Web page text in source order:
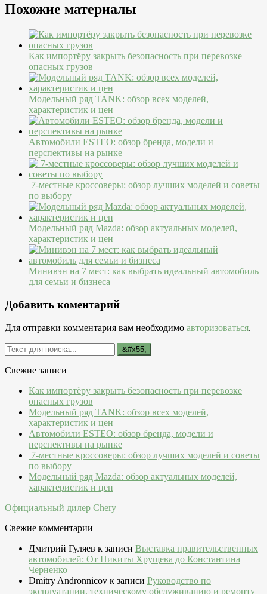
Похожие материалы
Как импортёру закрыть безопасность при перевозке
опасных грузов
Модельный ряд TANK: обзор всех моделей,
характеристик и цен
Автомобили ESTEO: обзор бренда, модели и
перспективы на рынке
7-местные кроссоверы: обзор лучших моделей и советы
по выбору
Модельный ряд Mazda: обзор актуальных моделей,
характеристик и цен
Минивэн на 7 мест: как выбрать идеальный автомобиль
для семьи и бизнеса
Добавить коментарий
Для отправки комментария вам необходимо авторизоваться.
Свежие записи
Как импортёру закрыть безопасность при перевозке
опасных грузов
Модельный ряд TANK: обзор всех моделей,
характеристик и цен
Автомобили ESTEO: обзор бренда, модели и
перспективы на рынке
7-местные кроссоверы: обзор лучших моделей и советы
по выбору
Модельный ряд Mazda: обзор актуальных моделей,
характеристик и цен
Официальный дилер Chery
Свежие комментарии
Дмитрий Гуляев к записи Выставка правительственных
автомобилей: От Никиты Хрущева до Константина
Черненко
Dmitry Andronnicov к записи Руководство по
эксплуатации, техническому обслуживанию и ремонту